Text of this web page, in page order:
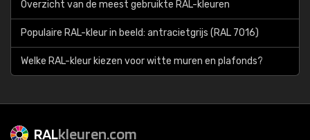
Overzicht van de meest gebruikte RAL-kleuren
Populaire RAL-kleur in beeld: antracietgrijs (RAL 7016)
Welke RAL-kleur kiezen voor witte muren en plafonds?
RALkleuren.com